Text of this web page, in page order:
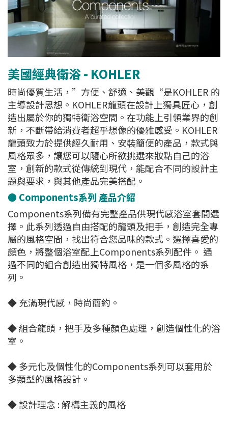
美國經典衛浴 - KOHLER
時尚優質生活，”方便、舒適、美觀“是KOHLER 的
主導設計思想。KOHLER龍頭在設計上獨具匠心，創
造出屬於你的獨特衛浴空間。在功能上引領業界的創
新，不斷帶給消費者超乎想像的優雅感受。KOHLER
龍頭致力於提供經久耐用、安裝簡便的產品，款式與
風格眾多，讓您可以隨心所欲挑選來妝點自己的浴
室，創新的款式從傳統到現代，能配合不同的設計主
題與要求，與其他產品完美搭配。
● Components系列 產品介紹
Components系列備有完整產品供現代感浴室套間選
擇。此系列透過自由搭配的龍頭及把手，創造完全專
屬的風格空間，找出符合您品味的款式。選擇喜愛的
顏色，將整個浴室配上Components系列配件。 通
過不同的組合創造出獨特風格，是一個多風格的系
列。
◆ 充滿現代感，時尚簡約。
◆ 組合龍頭，把手及多種顏色處理，創造個性化的浴
室。
◆ 多元化及個性化的Components系列可以套用於
多類型的風格設計。
◆ 設計理念 : 解構主義的風格